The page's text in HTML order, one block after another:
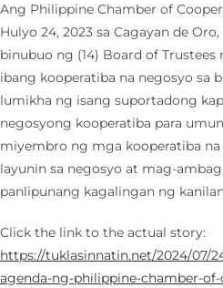
Ang Philippine Chamber of
Hulyo 24, 2023 sa Cagayan de
binubuo ng (14) Board of Trustees
ibang kooperatiba na negosyo sa
lumikha ng isang suportadong
negosyong kooperatiba para
miyembro ng mga kooperatiba
layunin sa negosyo at mag-
panlipunang kagalingan ng
Click the link to the actual story:
https://tuklasinnatin.net/2024/07/
agenda-ng-philippine-chamber-